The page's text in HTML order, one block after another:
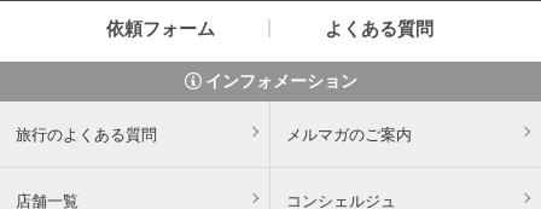
依頼フォーム よくある質問
インフォメーション
旅行のよくある質問 メルマガのご案内
店舗一覧 コンシェルジュ